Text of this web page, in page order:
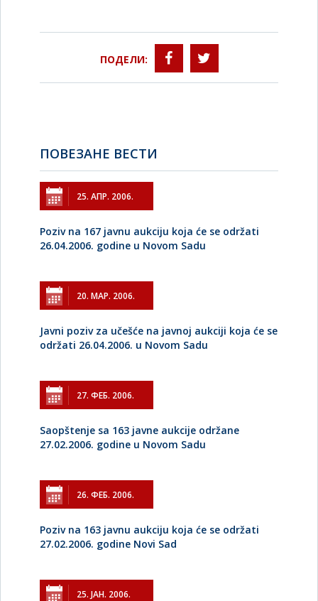
ПОДЕЛИ:
ПОВЕЗАНЕ ВЕСТИ
25. АПР. 2006.
Poziv na 167 javnu aukciju koja će se održati
26.04.2006. godine u Novom Sadu
20. МАР. 2006.
Javni poziv za učešće na javnoj aukciji koja će se
održati 26.04.2006. u Novom Sadu
27. ФЕБ. 2006.
Saopštenje sa 163 javne aukcije održane
27.02.2006. godine u Novom Sadu
26. ФЕБ. 2006.
Poziv na 163 javnu aukciju koja će se održati
27.02.2006. godine Novi Sad
25. ЈАН. 2006.